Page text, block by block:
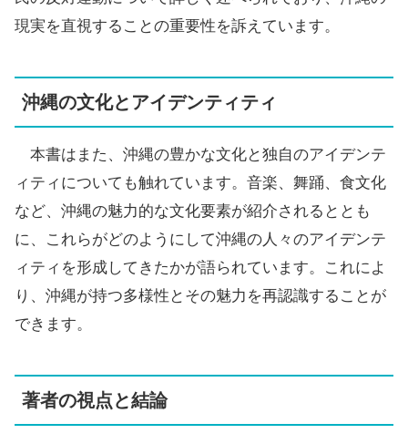
現実を直視することの重要性を訴えています。
沖縄の文化とアイデンティティ
本書はまた、沖縄の豊かな文化と独自のアイデンテ
ィティについても触れています。音楽、舞踊、食文化
など、沖縄の魅力的な文化要素が紹介されるととも
に、これらがどのようにして沖縄の人々のアイデンテ
ィティを形成してきたかが語られています。これによ
り、沖縄が持つ多様性とその魅力を再認識することが
できます。
著者の視点と結論